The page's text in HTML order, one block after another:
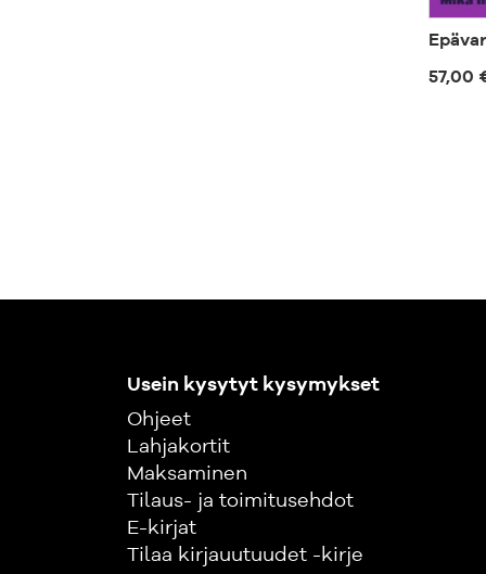
57,00
Usein kysytyt kysymykset
Ohjeet
Lahjakortit
Maksaminen
Tilaus- ja toimitusehdot
E-kirjat
Tilaa kirjauutuudet -kirje